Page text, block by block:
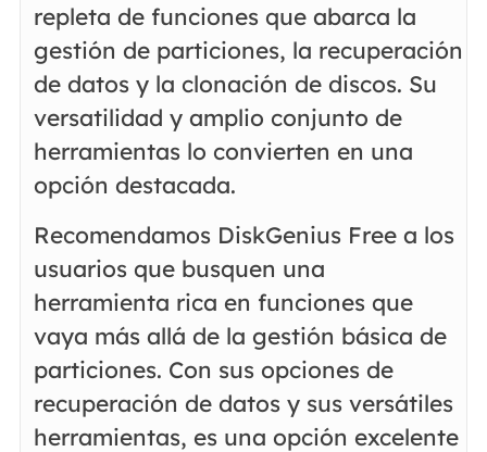
repleta de funciones que abarca la
gestión de particiones, la recuperación
de datos y la clonación de discos. Su
versatilidad y amplio conjunto de
herramientas lo convierten en una
opción destacada.
Recomendamos DiskGenius Free a los
usuarios que busquen una
herramienta rica en funciones que
vaya más allá de la gestión básica de
particiones. Con sus opciones de
recuperación de datos y sus versátiles
herramientas, es una opción excelente